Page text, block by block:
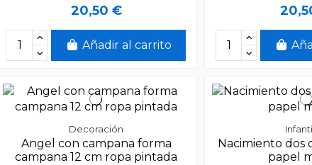
20,50 €
Añadir al carrito
Decoración
Angel con campana forma
campana 12 cm ropa pintada
Nacimiento dos
papel